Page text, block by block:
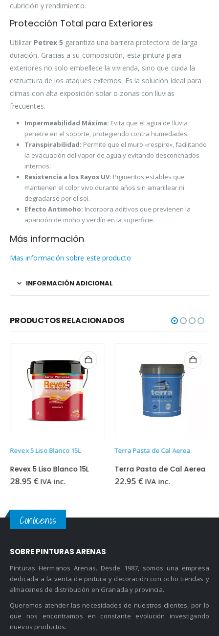
cubrición y rendimiento.
Protección Total para Exteriores
Utilizar Petrex 5 garantiza una barrera protectora de larga
duración. Gracias a su composición, esta pintura para
exteriores no solo embellece la vivienda, sino que cuida la
estructura de los ataques externos. Es la solución ideal para
climas con alta exposición solar o zonas con lluvias
frecuentes.
Impermeabilidad Máxima: Evita que el agua de lluvia
penetre en el soporte, protegiendo contra humedades.
Transpirabilidad: Permite que el muro «respire», facilitando
la evacuación del vapor de agua y evitando desconchados
internos.
Resistencia a los Rayos UV: Pigmentos estables que
mantienen el color vivo durante años sin amarillear ni
degradarse por el sol.
Efecto Antimoho: Incorpora aditivos que previenen la
aparición de moho y verdín en la superficie.
Más información
Mas información sobre este producto
INFORMACIÓN ADICIONAL
PRODUCTOS RELACIONADOS
Revex 5 Liso Blanco 15L
Revex 5 Liso Blanco 15L
28.95 € IVA inc.
Terra Pasta de Cal Aerea
Terra Pasta de Cal Aerea
22.95 € IVA inc.
Conócenos
SOBRE PINTURAS ARENAS
Pinturas Hermanos Arenas. Desde 1987, somos una empresa
dedicada a la venta de pintura y decoración con ocho tiendas y
almacenes de distribución en Granada y provincia.
Queremos atender las necesidades de nuestros clientes, por lo
que nos encontramos en constante evolución investigando
nuevos productos.